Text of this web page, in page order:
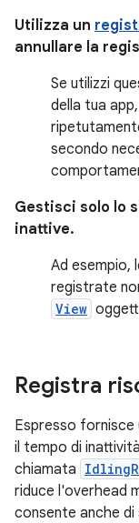
Utilizza un
annullare la
Se utilizzi
della tua
secondo
Gestisci solo lo
inattive.
Ad esempio,
registrate
View
Registra
Espresso fornisce
il tempo di
chiamata
riduce l'overhead
consente anche di